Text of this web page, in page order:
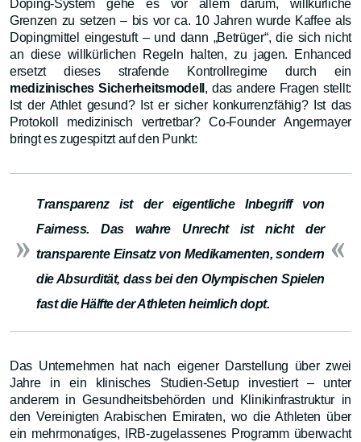
Doping-System gehe es vor allem darum, willkürliche
Grenzen zu setzen – bis vor ca. 10 Jahren wurde Kaffee als
Dopingmittel eingestuft – und dann „Betrüger“, die sich nicht
an diese willkürlichen Regeln halten, zu jagen. Enhanced
ersetzt dieses strafende Kontrollregime durch ein
medizinisches Sicherheitsmodell , das andere Fragen stellt:
Ist der Athlet gesund? Ist er sicher konkurrenzfähig? Ist das
Protokoll medizinisch vertretbar? Co-Founder Angermayer
bringt es zugespitzt auf den Punkt:
Transparenz ist der eigentliche Inbegriff von
Fairness. Das wahre Unrecht ist nicht der
transparente Einsatz von Medikamenten, sondern
die Absurdität, dass bei den Olympischen Spielen
fast die Hälfte der Athleten heimlich dopt.
Das Unternehmen hat nach eigener Darstellung über zwei
Jahre in ein klinisches Studien-Setup investiert – unter
anderem in Gesundheitsbehörden und Klinikinfrastruktur in
den Vereinigten Arabischen Emiraten, wo die Athleten über
ein mehrmonatiges, IRB-zugelassenes Programm überwacht